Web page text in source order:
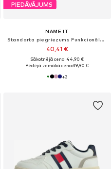
PIEDĀVĀJUMS
NAME IT
Standarta piegriezums Funkcionālais apģērbs 'DRY10'
40,41 €
Sākotnējā cena: 44,90 €
Pēdējā zemākā cena:39,90 €
+2